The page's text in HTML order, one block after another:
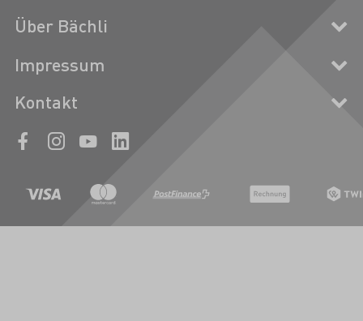
Über Bächli
Impressum
Kontakt